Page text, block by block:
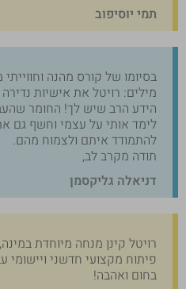
תמי יוסיפוב
בסיומו של קורס מהנה
מילים: רויטל את אישיות
הידע הרב שיש לך! החומר
לימד אותי על עצמי וחשף גם
להתמודד איתם ולצמוח מהם.
תודה מקרב לב,
דניאלה גליקסמן
רויטל קינן מנחה מיוחדת
פיתוח מקצועי חדשני ויישומי
בחום ואהבה!